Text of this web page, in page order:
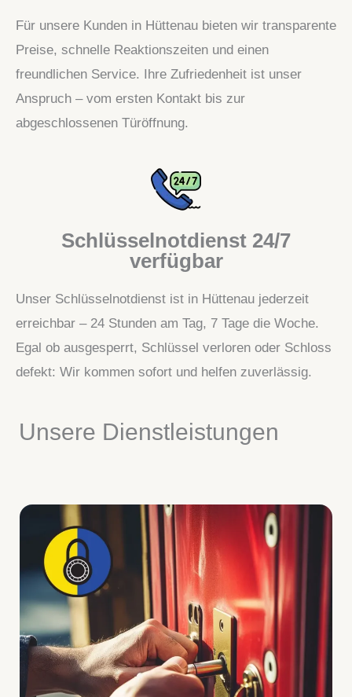
Für unsere Kunden in Hüttenau bieten wir transparente
Preise, schnelle Reaktionszeiten und einen
freundlichen Service. Ihre Zufriedenheit ist unser
Anspruch – vom ersten Kontakt bis zur
abgeschlossenen Türöffnung.
Schlüsselnotdienst 24/7
verfügbar
Unser Schlüsselnotdienst ist in Hüttenau jederzeit
erreichbar – 24 Stunden am Tag, 7 Tage die Woche.
Egal ob ausgesperrt, Schlüssel verloren oder Schloss
defekt: Wir kommen sofort und helfen zuverlässig.
Unsere Dienstleistungen